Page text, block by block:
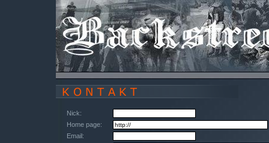
Nick:
Home page:
Email: